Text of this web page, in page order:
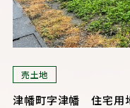
売土地
津幡町字津幡 住宅用